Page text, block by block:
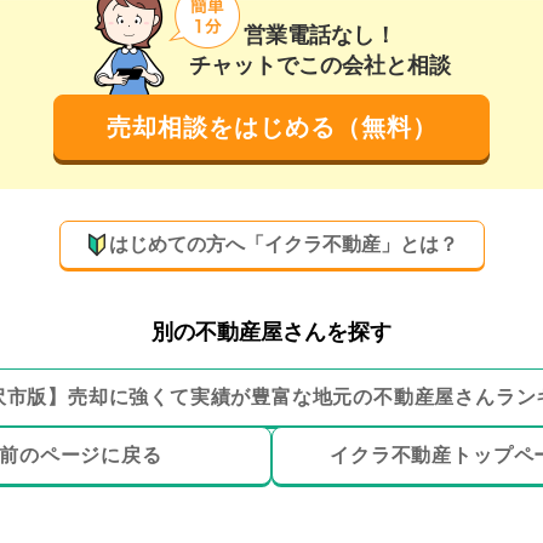
営業電話なし！
チャットでこの会社と相談
売却相談をはじめる（無料）
はじめての方へ「イクラ不動産」とは？
別の不動産屋さんを探す
市版】 売却に強くて実績が豊富な地元の不動産屋さんラン
前のページに戻る イクラ不動産トップペ